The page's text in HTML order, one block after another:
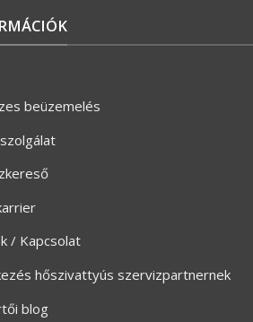
beüzemelés
/ Kapcsolat
hőszivattyús szervizpartnernek
blog